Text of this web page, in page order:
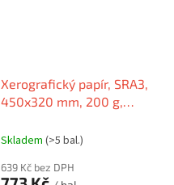
Xerografický papír, SRA3,
450x320 mm, 200 g,
Skladem (>5 bal.)
639 Kč bez DPH